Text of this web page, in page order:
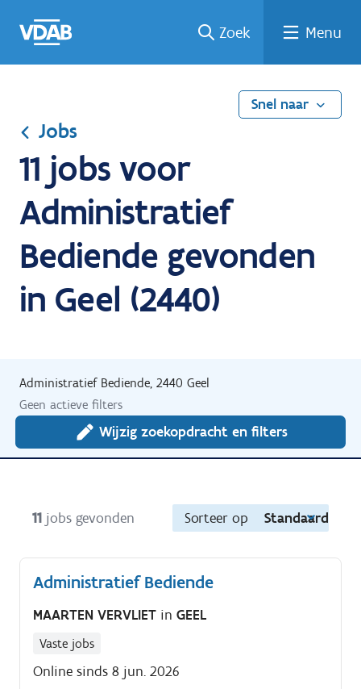
naar
een
een
job
naar
Zoek Menu
Snel naar
Jobs
11 jobs voor
Administratief
Bediende gevonden
in Geel (2440)
Administratief Bediende, 2440 Geel
Geen actieve filters
Wijzig zoekopdracht en filters
11 jobs gevonden Sorteer op Standaard
Administratief Bediende
MAARTEN VERVLIET in GEEL
Vaste jobs
Online sinds 8 jun. 2026